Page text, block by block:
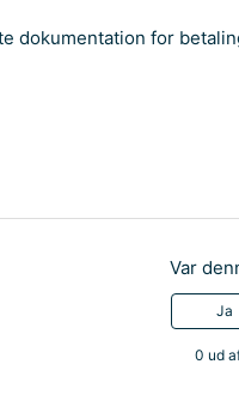
dokumentation for
Var
Ja
0 ud